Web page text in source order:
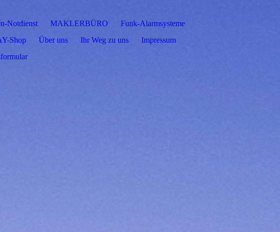
Notdienst MAKLERBÜRO
Funk-Alarmsysteme
Shop Über uns Ihr Weg zu uns
Impressum